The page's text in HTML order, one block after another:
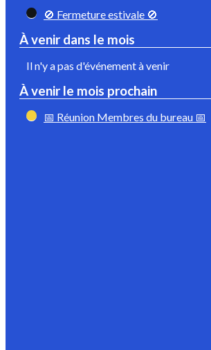
🚫 Fermeture estivale 🚫
À venir dans le mois
Il n'y a pas d'événement à venir
À venir le mois prochain
📅 Réunion Membres du bureau 📅